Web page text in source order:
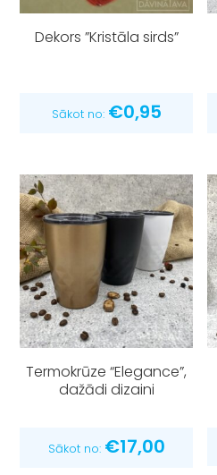
Dekors ”Kristāla sirds”
Sākot no: €0,95
Termokrūze “Elegance”,
dažādi dizaini
Sākot no: €17,00